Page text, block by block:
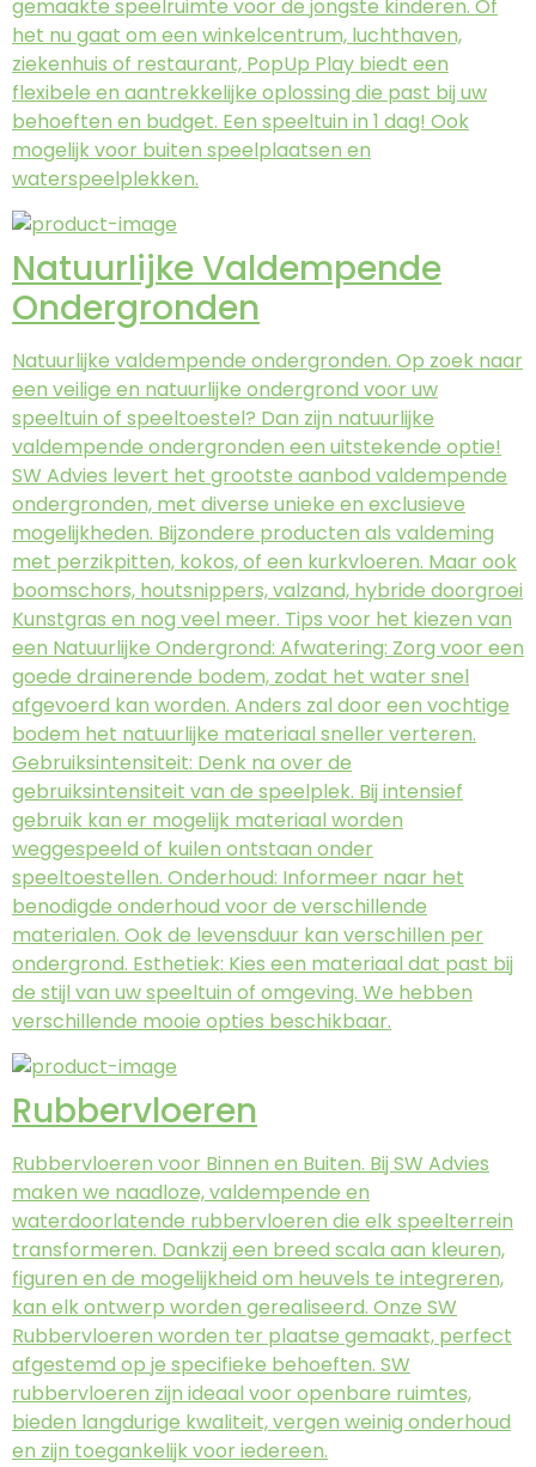
gemaakte speelruimte voor de jongste kinderen. Of
het nu gaat om een winkelcentrum, luchthaven,
ziekenhuis of restaurant, PopUp Play biedt een
flexibele en aantrekkelijke oplossing die past bij uw
behoeften en budget. Een speeltuin in 1 dag! Ook
mogelijk voor buiten speelplaatsen en
waterspeelplekken.
Natuurlijke Valdempende
Ondergronden
Natuurlijke valdempende ondergronden. Op zoek naar
een veilige en natuurlijke ondergrond voor uw
speeltuin of speeltoestel? Dan zijn natuurlijke
valdempende ondergronden een uitstekende optie!
SW Advies levert het grootste aanbod valdempende
ondergronden, met diverse unieke en exclusieve
mogelijkheden. Bijzondere producten als valdeming
met perzikpitten, kokos, of een kurkvloeren. Maar ook
boomschors, houtsnippers, valzand, hybride doorgroei
Kunstgras en nog veel meer. Tips voor het kiezen van
een Natuurlijke Ondergrond: Afwatering: Zorg voor een
goede drainerende bodem, zodat het water snel
afgevoerd kan worden. Anders zal door een vochtige
bodem het natuurlijke materiaal sneller verteren.
Gebruiksintensiteit: Denk na over de
gebruiksintensiteit van de speelplek. Bij intensief
gebruik kan er mogelijk materiaal worden
weggespeeld of kuilen ontstaan onder
speeltoestellen. Onderhoud: Informeer naar het
benodigde onderhoud voor de verschillende
materialen. Ook de levensduur kan verschillen per
ondergrond. Esthetiek: Kies een materiaal dat past bij
de stijl van uw speeltuin of omgeving. We hebben
verschillende mooie opties beschikbaar.
Rubbervloeren
Rubbervloeren voor Binnen en Buiten. Bij SW Advies
maken we naadloze, valdempende en
waterdoorlatende rubbervloeren die elk speelterrein
transformeren. Dankzij een breed scala aan kleuren,
figuren en de mogelijkheid om heuvels te integreren,
kan elk ontwerp worden gerealiseerd. Onze SW
Rubbervloeren worden ter plaatse gemaakt, perfect
afgestemd op je specifieke behoeften. SW
rubbervloeren zijn ideaal voor openbare ruimtes,
bieden langdurige kwaliteit, vergen weinig onderhoud
en zijn toegankelijk voor iedereen.